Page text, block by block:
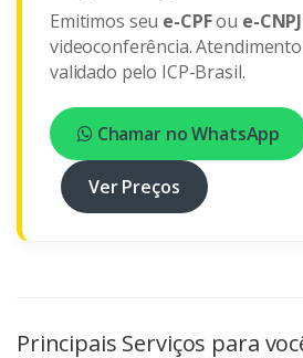
Emitimos seu e-CPFou e-CNPJ
videoconferência.
validado pelo ICP-Brasil.
Chamar no WhatsApp
Ver Preços
Principais Serviços para